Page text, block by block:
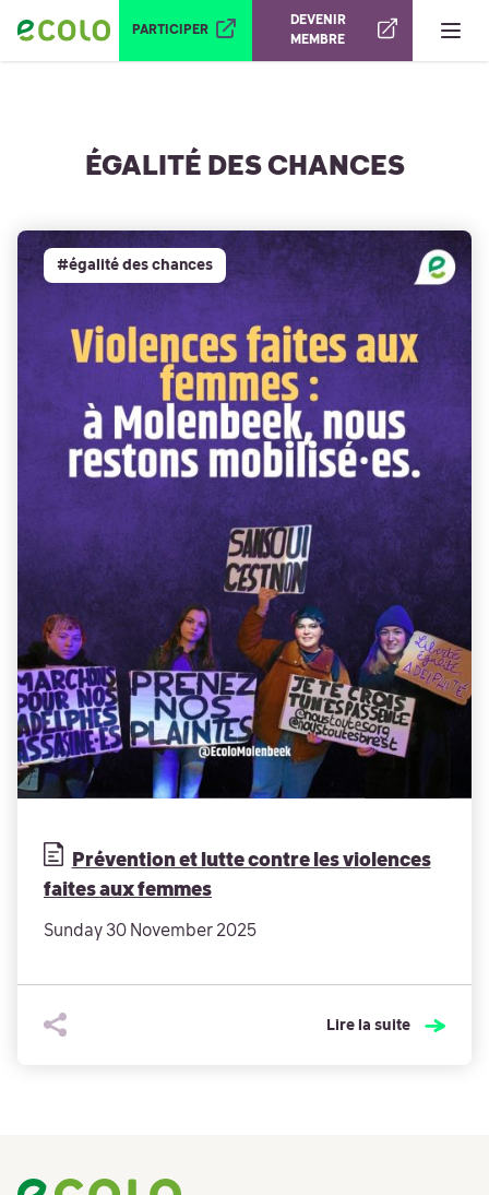
PARTICIPER
DEVENIR
MEMBRE
ÉGALITÉ DES CHANCES
#égalité des chances
Prévention et lutte contre les violences
faites aux femmes
Sunday 30 November 2025
Lire la suite